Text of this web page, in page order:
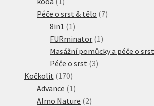
produkt
Péče o srst & tělo 77
8in1 1 1
produkt
FURminator 1 1
produkt
Masážní pomůcky a péče o srst
Péče o srst 33
Kočkolit 170170
produktů
Advance 1 1
produkt
Almo Nature 22